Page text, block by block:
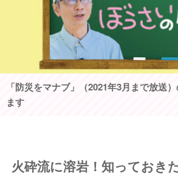
「防災をマナブ」（2021年3月まで放送
ます
火砕流に溶岩！知っておき